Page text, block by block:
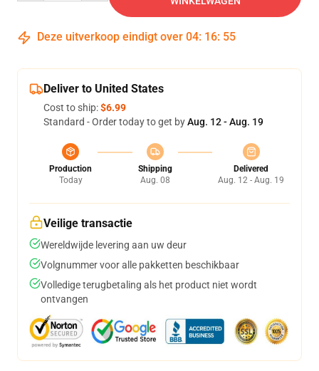
Deze uitverkoop eindigt over 04: 16: 54
Deliver to United States
Cost to ship:$6.99
Standard - Order today to get byAug. 12 - Aug. 19
Production
Today
Shipping
Aug. 08
Delivered
Aug. 12 - Aug. 19
Veilige transactie
Wereldwijde levering aan uw deur
Volgnummer voor alle pakketten beschikbaar
Volledige terugbetaling als het product niet wordt
ontvangen